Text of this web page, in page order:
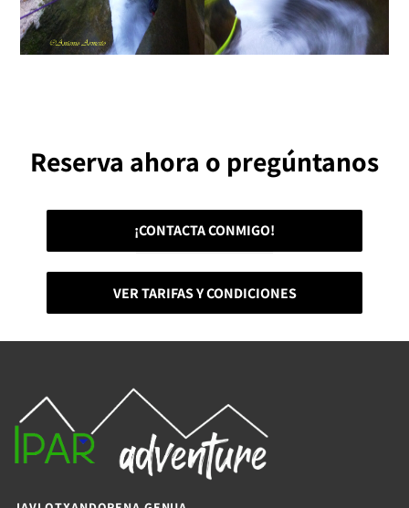
Reserva ahora o pregúntanos
¡CONTACTA CONMIGO!
VER TARIFAS Y CONDICIONES